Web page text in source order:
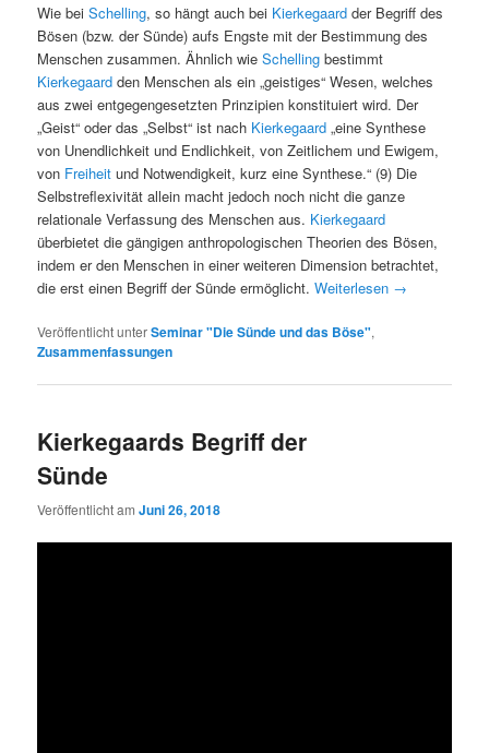
Wie beiSchelling, so hängt auch bei Kierkegaard der Begriff des
Bösen (bzw. der Sünde) aufs Engste mit der Bestimmung des
Menschen zusammen. Ähnlich wieSchelling bestimmt
Kierkegaard den Menschen als ein „geistiges“ Wesen, welches
aus zwei entgegengesetzten Prinzipien konstituiert wird. Der
„Geist“ oder das „Selbst“ ist nach Kierkegaard „eine Synthese
von Unendlichkeit und Endlichkeit, von Zeitlichem und Ewigem,
von Freiheit und Notwendigkeit, kurz eine Synthese.“ (9) Die
Selbstreflexivität allein macht jedoch noch nicht die ganze
relationale Verfassung des Menschen aus. Kierkegaard
überbietet die gängigen anthropologischen Theorien des Bösen,
indem er den Menschen in einer weiteren Dimension betrachtet,
die erst einen Begriff der Sünde ermöglicht.Weiterlesen →
Veröffentlicht unterSeminar "Die Sünde und das Böse",
Zusammenfassungen
Kierkegaards Begriff der
Sünde
Veröffentlicht amJuni 26, 2018